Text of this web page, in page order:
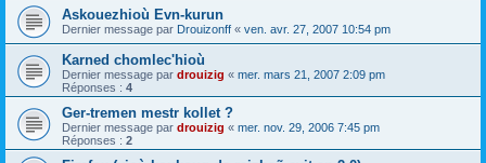
Askouezhioù Evn-kurun
Dernier message par Drouizonff « ven. avr. 27, 2007 10:54 pm
Karned chomlec'hioù
Dernier message par drouizig « mer. mars 21, 2007 2:09 pm
Réponses : 4
Ger-tremen mestr kollet ?
Dernier message par drouizig « mer. nov. 29, 2006 7:45 pm
Réponses : 2